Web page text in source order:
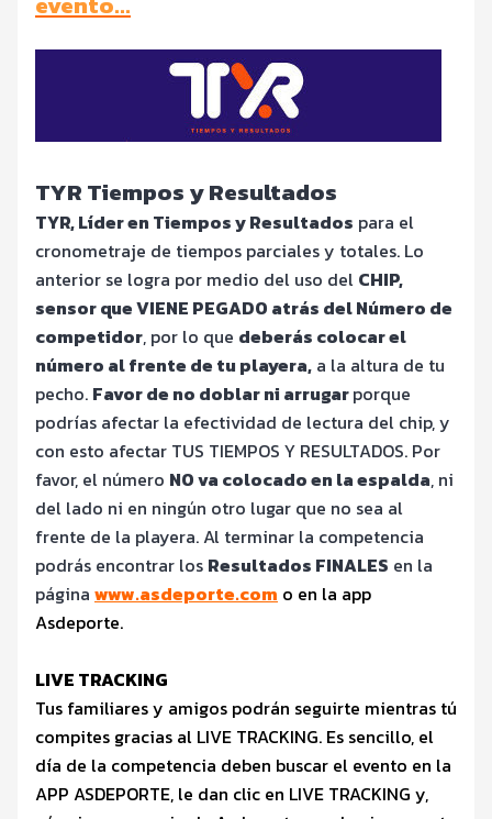
TYR Tiempos y Resultados
TYR, Líder en Tiempos y Resultados para el
cronometraje de tiempos parciales y totales. Lo
anterior se logra por medio del uso del CHIP,
sensor que VIENE PEGADO atrás del Número de
competidor, por lo que deberás colocar el
número al frente de tu playera, a la altura de tu
pecho. Favor de no doblar ni arrugarporque
podrías afectar la efectividad de lectura del chip, y
con esto afectar TUS TIEMPOS Y RESULTADOS. Por
favor, el número NO va colocado en la espalda, ni
del lado ni en ningún otro lugar que no sea al
frente de la playera. Al terminar la competencia
podrás encontrar los Resultados FINALES en la
página www.asdeporte.com o en la app
Asdeporte.
LIVE TRACKING
Tus familiares y amigos podrán seguirte mientras tú
compites gracias al LIVE TRACKING. Es sencillo, el
día de la competencia deben buscar el evento en la
APP ASDEPORTE, le dan clic en LIVE TRACKING y,